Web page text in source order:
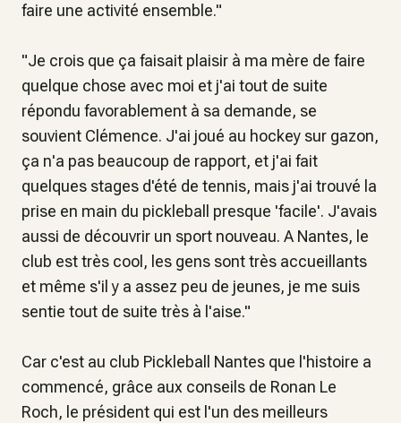
faire une activité ensemble."
"Je crois que ça faisait plaisir à ma mère de faire
quelque chose avec moi et j'ai tout de suite
répondu favorablement à sa demande, se
souvient Clémence. J'ai joué au hockey sur gazon,
ça n'a pas beaucoup de rapport, et j'ai fait
quelques stages d'été de tennis, mais j'ai trouvé la
prise en main du pickleball presque 'facile'. J'avais
aussi de découvrir un sport nouveau. A Nantes, le
club est très cool, les gens sont très accueillants
et même s'il y a assez peu de jeunes, je me suis
sentie tout de suite très à l'aise."
Car c'est au club Pickleball Nantes que l'histoire a
commencé, grâce aux conseils de Ronan Le
Roch, le président qui est l'un des meilleurs